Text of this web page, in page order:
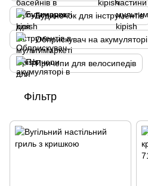
Будиночок для інструментів
Обприскувач на акумуляторі
Причепи для велосипедів
Фільтр